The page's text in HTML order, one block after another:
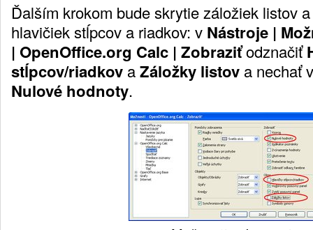
Ďalším krokom bude skrytie záložiek listov a
hlavičiek stĺpcov a riadkov: v Nástroje |
| OpenOffice.org Calc | Zobraziťodznačiť
stĺpcov/riadkov aZáložky listov a nechať
Nulové hodnoty.